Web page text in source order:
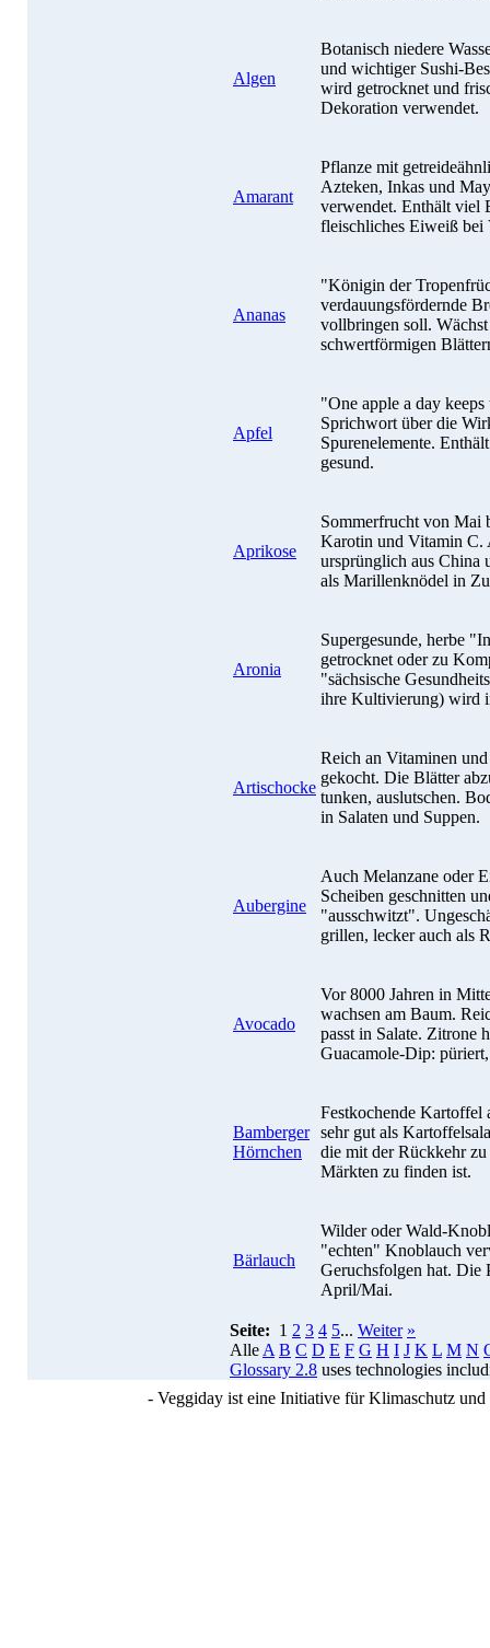
Algen
Botanisch niedere
und wichtiger Sushi-
wird getrocknet und
Dekoration verwendet.
Amarant
Pflanze mit
Azteken, Inkas und
verwendet. Enthält viel
fleischliches Eiweiß bei
Ananas
"Königin der
verdauungsfördernde
vollbringen soll.
schwertförmigen
Apfel
"One apple a day
Sprichwort über die
Spurenelemente.
gesund.
Aprikose
Sommerfrucht von Mai
Karotin und Vitamin C.
ursprünglich aus China
als Marillenknödel in
Aronia
Supergesunde, herbe
getrocknet oder zu
"sächsische
ihre Kultivierung) wird
Artischocke
Reich an Vitaminen
gekocht. Die Blätter
tunken, auslutschen.
in Salaten und Suppen.
Aubergine
Auch Melanzane oder
Scheiben geschnitten
"ausschwitzt".
grillen, lecker auch als
Avocado
Vor 8000 Jahren in
wachsen am Baum.
passt in Salate. Zitrone
Guacamole-Dip:
Bamberger
Hörnchen
Festkochende Kartoffel
sehr gut als
die mit der Rückkehr
Märkten zu finden ist.
Bärlauch
Wilder oder Wald-
"echten" Knoblauch
Geruchsfolgen hat. Die
April/Mai.
Seite: 1 2 3 4 5... Weiter »
Alle A B C D E F G H I J K L M N
Glossary 2.8 uses technologies
- Veggiday ist eine Initiative für Klimaschutz